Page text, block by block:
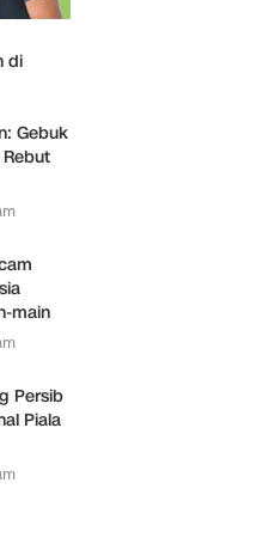
di
Gebuk
main
Persib
Piala